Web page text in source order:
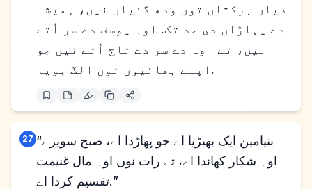
دیاں برکتاں توں ودھ گئیاں نیں، ہمیشہ
دے پہاڑاں دی حد تک. اوہ یوسف دے سر اُتے
نیں، تے اوہ دے سر دے تاج اُتے نیں جو
اپنے بھائیوں توں الگ ہویا.
27 “بنیامین ایک بھیڑیا اے جو پھاڑدا اے، صبح سویرے
اوہ شکار کھاندا اے، تے رات نوں اوہ مال غنیمت
تقسیم کردا اے.”